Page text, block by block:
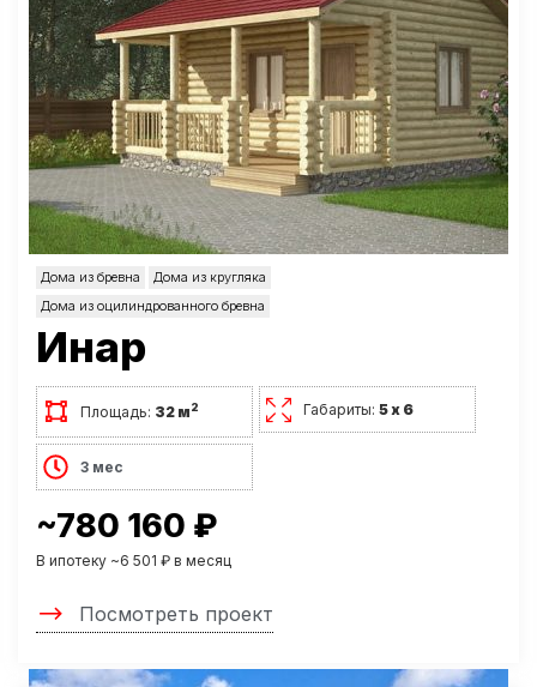
Дома из бревна
Дома из кругляка
Дома из оцилиндрованного бревна
Инар
Площадь: 32 м2 Габариты:5 х 6
3 мес
~780 160 ₽
В ипотеку ~6 501 ₽ в месяц
Посмотреть проект